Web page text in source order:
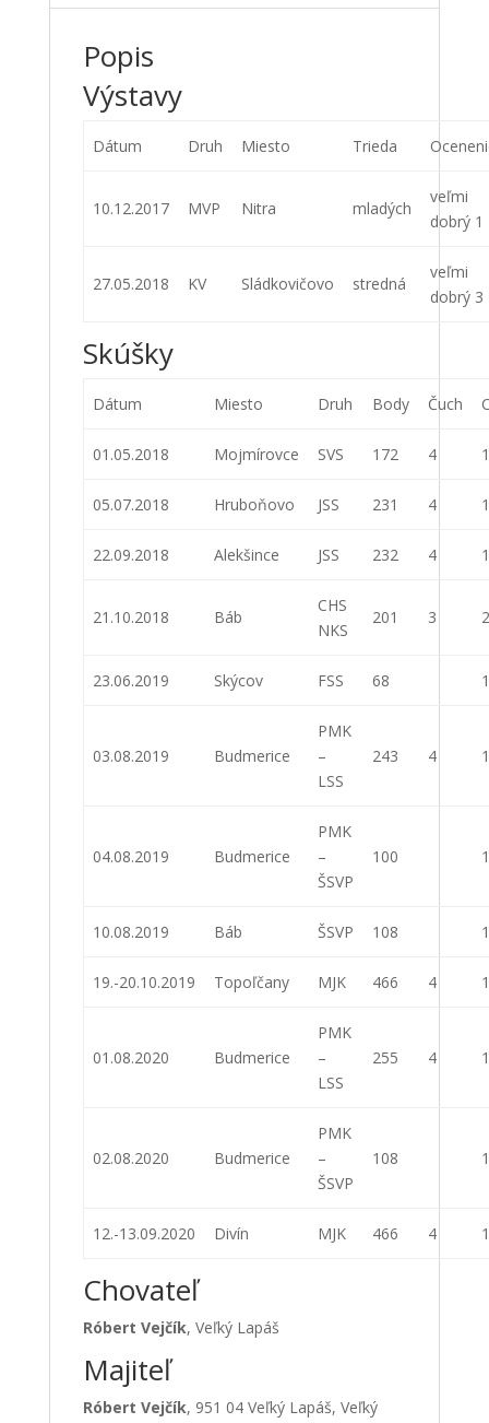
Popis
Výstavy
Dátum Druh Miesto Trieda
10.12.2017 MVP Nitra mladých
veľmi
dobrý 1
27.05.2018 KV Sládkovičovo stredná
veľmi
dobrý 3
Skúšky
Dátum Miesto Druh Body Čuch
01.05.2018 Mojmírovce SVS 172 4
05.07.2018 Hruboňovo JSS 231 4
22.09.2018 Alekšince JSS 232 4
21.10.2018 Báb
CHS
NKS
201 3
23.06.2019 Skýcov FSS 68
03.08.2019 Budmerice
PMK
–
LSS
243 4
04.08.2019 Budmerice
PMK
–
ŠSVP
100
10.08.2019 Báb ŠSVP 108
19.-20.10.2019 Topoľčany MJK 466 4
01.08.2020 Budmerice
PMK
–
LSS
255 4
02.08.2020 Budmerice
PMK
–
ŠSVP
108
12.-13.09.2020 Divín MJK 466 4
Chovateľ
Róbert Vejčík, Veľký Lapáš
Majiteľ
Róbert Vejčík, 951 04 Veľký Lapáš, Veľký